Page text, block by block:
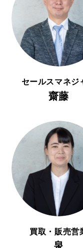
セールスマネジ
齋藤
買取・販売営
泉